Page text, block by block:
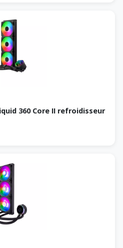
360 Core II refroidisseur